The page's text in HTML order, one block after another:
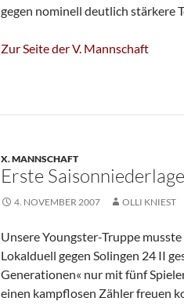
gegen nominell deutlich stärkere
Zur Seite der V. Mannschaft
X. MANNSCHAFT
Erste
4. NOVEMBER 2007 OLLI KNIEST
Unsere Youngster-Truppe
Lokalduell gegen Solingen 24 II
Generationen« nur mit fünf
einen kampflosen Zähler freuen